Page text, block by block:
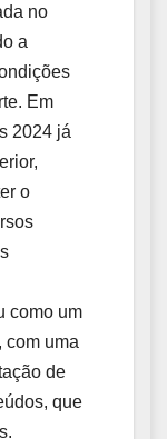
no
a
Em
2024 já
o
como um
com uma
de
que